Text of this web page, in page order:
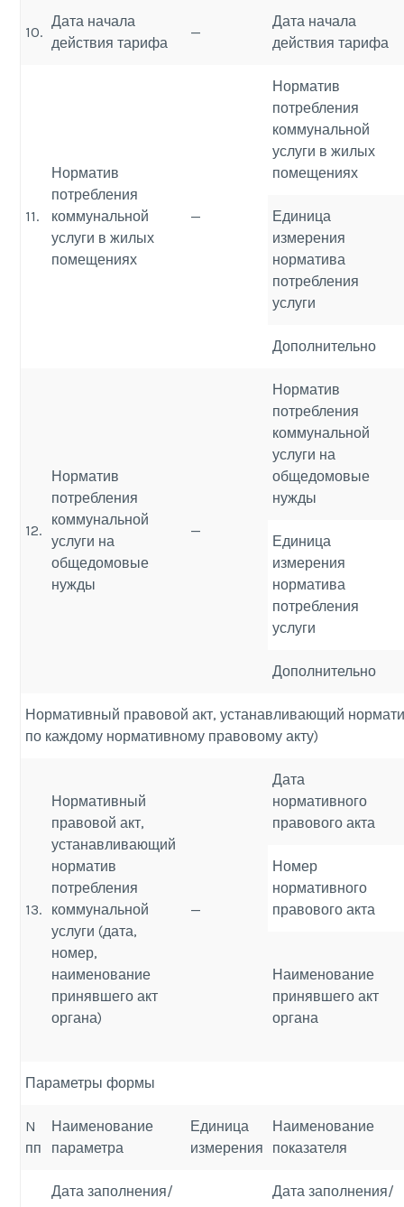
10.
Дата начала
действия тарифа
—
Дата начала
действия тарифа
11.
Норматив
потребления
коммунальной
услуги в жилых
помещениях
—
Норматив
потребления
коммунальной
услуги в жилых
помещениях
Единица
измерения
норматива
потребления
услуги
Дополнительно
12.
Норматив
потребления
коммунальной
услуги на
общедомовые
нужды
—
Норматив
потребления
коммунальной
услуги на
общедомовые
нужды
Единица
измерения
норматива
потребления
услуги
Дополнительно
Нормативный правовой акт, устанавливающий
по каждому нормативному правовому акту)
13.
Нормативный
правовой акт,
устанавливающий
норматив
потребления
коммунальной
услуги (дата,
номер,
наименование
принявшего акт
органа)
—
Дата
нормативного
правового акта
Номер
нормативного
правового акта
Наименование
принявшего акт
органа
Параметры формы
N
пп
Наименование
параметра
Единица
измерения
Наименование
показателя
Дата заполнения/
Дата заполнения/